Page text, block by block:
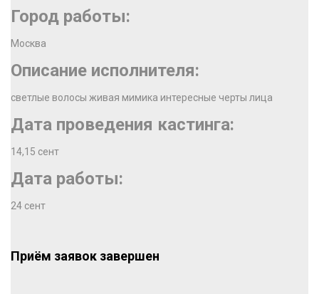
Город работы:
Москва
Описание исполнителя:
светлые волосы живая мимика интересные черты лица
Дата проведения кастинга:
14,15 сент
Дата работы:
24 сент
Приём заявок завершен